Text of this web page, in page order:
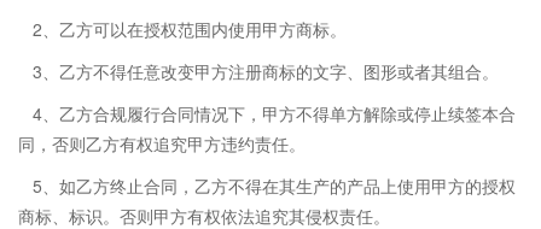
2、乙方可以在授权范围内使用甲方商标。
3、乙方不得任意改变甲方注册商标的文字、图形或者其组合。
4、乙方合规履行合同情况下，甲方不得单方解除或停止续签本合
同，否则乙方有权追究甲方违约责任。
5、如乙方终止合同，乙方不得在其生产的产品上使用甲方的授权
商标、标识。否则甲方有权依法追究其侵权责任。